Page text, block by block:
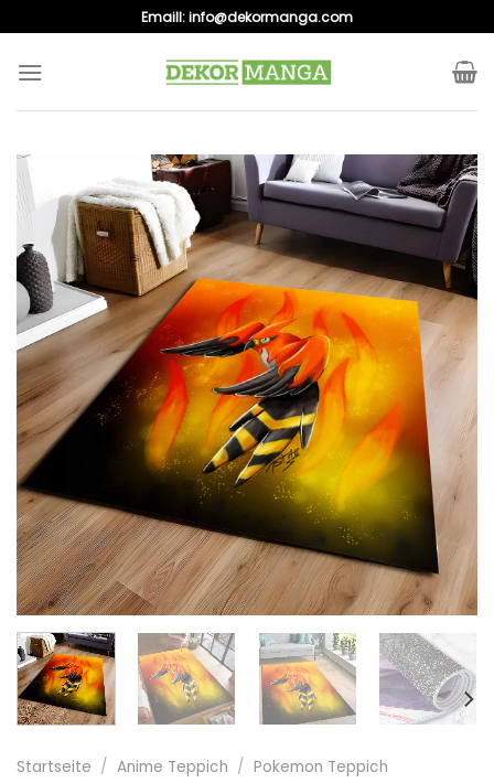
to
content
Emaill:info@dekormanga.com
Startseite / Anime Teppich / Pokemon Teppich